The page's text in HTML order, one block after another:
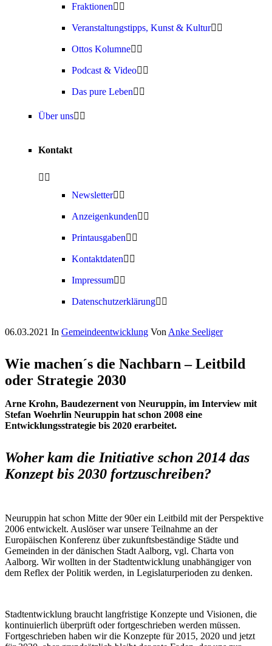
Fraktionen
Veranstaltungstipps, Kunst & Kultur
Ottos Kolumne
Podcast & Video
Das pure Leben
Über uns
Kontakt
Newsletter
Anzeigenkunden
Printausgaben
Kontaktdaten
Impressum
Datenschutzerklärung
06.03.2021 In Gemeindeentwicklung Von Anke Seeliger
Wie machen´s die Nachbarn – Leitbild
oder Strategie 2030
Arne Krohn, Baudezernent von Neuruppin, im Interview mit
Stefan Woehrlin Neuruppin hat schon 2008 eine
Entwicklungsstrategie bis 2020 erarbeitet.
Woher kam die Initiative schon 2014 das
Konzept bis 2030 fortzuschreiben?
Neuruppin hat schon Mitte der 90er ein Leitbild mit der Perspektive
2006 entwickelt. Auslöser war unsere Teilnahme an der
Europäischen Konferenz über zukunftsbeständige Städte und
Gemeinden in der dänischen Stadt Aalborg, vgl. Charta von
Aalborg. Wir wollten in der Stadtentwicklung unabhängiger von
dem Reflex der Politik werden, in Legislaturperioden zu denken.
Stadtentwicklung braucht langfristige Konzepte und Visionen, die
kontinuierlich überprüft oder fortgeschrieben werden müssen.
Fortgeschrieben haben wir die Konzepte für 2015, 2020 und jetzt